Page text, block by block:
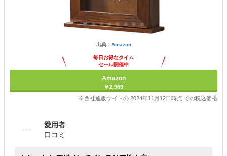
出典： Amazon
毎日お得なタイム
セール開催中
Amazon
￥2,969
※各社通販サイトの 2024年11月12日時点 での税込価格
愛用者
口コミ